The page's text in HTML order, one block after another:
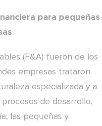
para pequeñas
(F&A) fueron de los
empresas trataron
especializada y a
de desarrollo,
las pequeñas y